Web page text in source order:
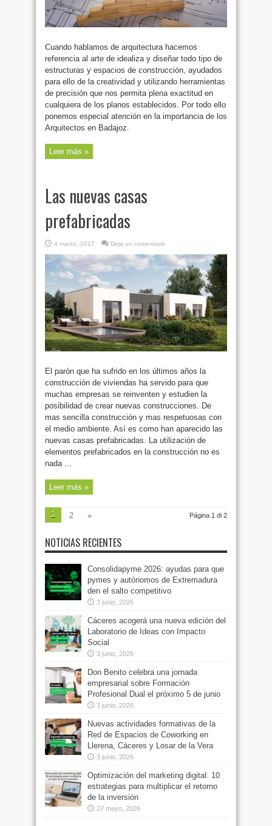
Cuando hablamos de arquitectura hacemos
referencia al arte de idealiza y diseñar todo tipo de
estructuras y espacios de construcción, ayudados
para ello de la creatividad y utilizando herramientas
de precisión que nos permita plena exactitud en
cualquiera de los planos establecidos. Por todo ello
ponemos especial atención en la importancia de los
Arquitectos en Badajoz.
Leer más »
Las nuevas casas
prefabricadas
4 marzo, 2017 Deja un comentario
El parón que ha sufrido en los últimos años la
construcción de viviendas ha servido para que
muchas empresas se reinventen y estudien la
posibilidad de crear nuevas construcciones. De
mas sencilla construcción y mas respetuosas con
el medio ambiente. Así es como han aparecido las
nuevas casas prefabricadas. La utilización de
elementos prefabricados en la construcción no es
nada ...
Leer más »
Página 1 di 2
1 2 »
NOTICIAS RECIENTES
Consolidapyme 2026: ayudas para que
pymes y autónomos de Extremadura
den el salto competitivo
3 junio, 2026
Cáceres acogerá una nueva edición del
Laboratorio de Ideas con Impacto
Social
3 junio, 2026
Don Benito celebra una jornada
empresarial sobre Formación
Profesional Dual el próximo 5 de junio
3 junio, 2026
Nuevas actividades formativas de la
Red de Espacios de Coworking en
Llerena, Cáceres y Losar de la Vera
3 junio, 2026
Optimización del marketing digital: 10
estrategias para multiplicar el retorno
de la inversión
27 mayo, 2026